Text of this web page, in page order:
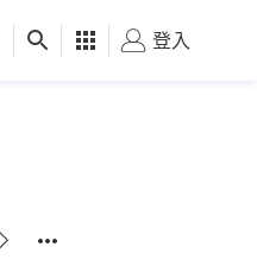
健康 好食玩飛
登入